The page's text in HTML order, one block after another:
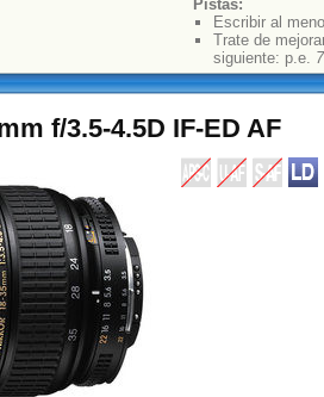
Pistas:
Escribir al
Trate de
siguiente: p.e.
f/3.5-4.5D IF-ED AF